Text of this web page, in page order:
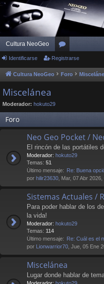
Cultura NeoGeo
or
os
Identificarse Registrarse
Cultura NeoGeo Foro
Miscelánea
Moderador: hokuto29
Foro
Neo Geo Pocket /
El rincón de las portátiles
Moderador: hokuto29
Temas: 51
Último mensaje: Re: Buena
por hilir23630 , Mar, 07 Abr
Sistemas Actuales /
Para poder hablar de los
la vida!
Moderador: hokuto29
Temas: 114
Último mensaje: Re: Cuál es el
por Lionwarrior70 , Jue, 05 Ene
Miscelánea
Lugar donde hablar de